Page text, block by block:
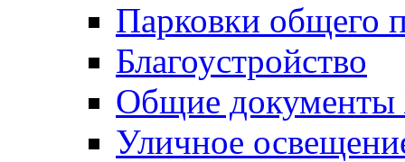
Парковки общего
Благоустройство
Общие
Уличное